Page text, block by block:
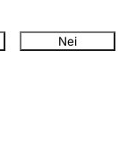
Nei